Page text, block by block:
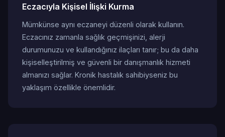
Eczacıyla Kişisel İlişki Kurma
Mümkünse aynı eczaneyi düzenli olarak kullanın.
Eczacınız zamanla sağlık geçmişinizi, alerji
durumunuzu ve kullandığınız ilaçları tanır; bu da daha
kişiselleştirilmiş ve güvenli bir danışmanlık hizmeti
almanızı sağlar. Kronik hastalık sahibiyseniz bu
yaklaşım özellikle önemlidir.